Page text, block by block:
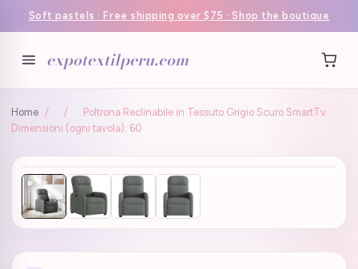
Soft pastels · Free shipping over $75 · Shop the boutique
expotextilperu.com
Home / /
Poltrona Reclinabile in Tessuto Grigio Scuro SmartTv
Dimensioni (ogni tavola): 60